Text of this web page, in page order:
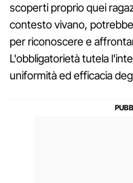
scoperti proprio quei
contesto vivano,
per riconoscere e
L'obbligatorietà tutela
uniformità ed efficacia